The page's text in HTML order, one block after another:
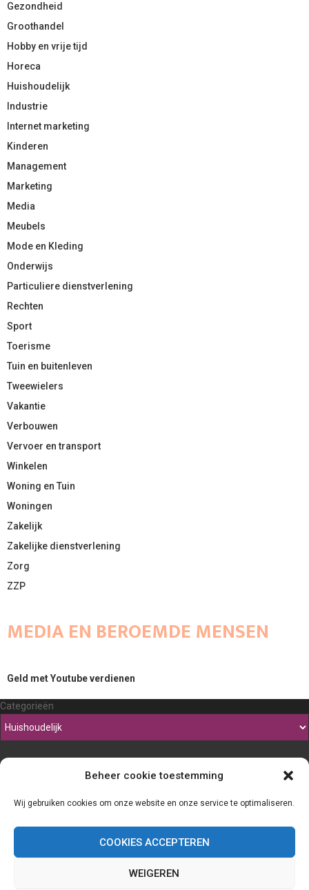
Beheer cookie toestemming
Wij gebruiken cookies om onze website en onze service te optimaliseren.
COOKIES ACCEPTEREN
WEIGEREN
Gezondheid
Groothandel
Hobby en vrije tijd
Horeca
Huishoudelijk
Industrie
Internet marketing
Kinderen
Management
Marketing
Media
Meubels
Mode en Kleding
Onderwijs
Particuliere dienstverlening
Rechten
Sport
Toerisme
Tuin en buitenleven
Tweewielers
Vakantie
Verbouwen
Vervoer en transport
Winkelen
Woning en Tuin
Woningen
Zakelijk
Zakelijke dienstverlening
Zorg
ZZP
MEDIA EN BEROEMDE MENSEN
Geld met Youtube verdienen
Categorieën
@2023 - www.Thefineliner.be. All Right Reserved.